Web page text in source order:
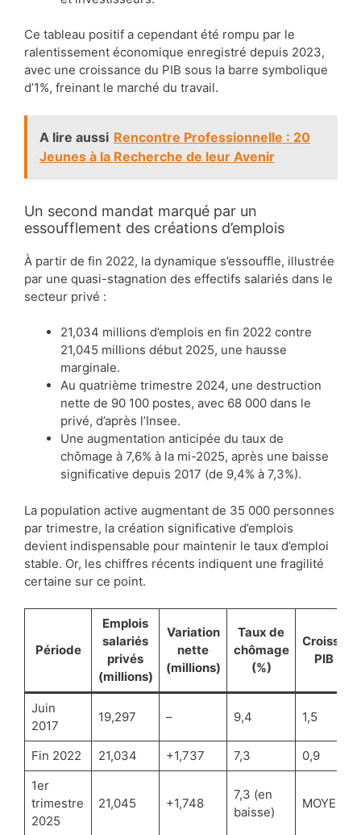
Ce tableau positif a cependant été rompu par le
ralentissement économique enregistré depuis 2023,
avec une croissance du PIB sous la barre symbolique
d’1%, freinant le marché du travail.
A lire aussi Rencontre Professionnelle : 20
Jeunes à la Recherche de leur Avenir
Un second mandat marqué par un
essoufflement des créations d’emplois
À partir de fin 2022, la dynamique s’essouffle, illustrée
par une quasi-stagnation des effectifs salariés dans le
secteur privé :
21,034 millions d’emplois en fin 2022 contre
21,045 millions début 2025, une hausse
marginale.
Au quatrième trimestre 2024, une destruction
nette de 90 100 postes, avec 68 000 dans le
privé, d’après l’Insee.
Une augmentation anticipée du taux de
chômage à 7,6% à la mi-2025, après une baisse
significative depuis 2017 (de 9,4% à 7,3%).
La population active augmentant de 35 000 personnes
par trimestre, la création significative d’emplois
devient indispensable pour maintenir le taux d’emploi
stable. Or, les chiffres récents indiquent une fragilité
certaine sur ce point.
Période
Emplois
salariés
privés
(millions)
Variation
nette
(millions)
Taux de
chômage
(%)
PIB (%)
Juin
2017
19,297 – 9,4 1,5
Fin 2022 21,034 +1,737 7,3
0,9
1er
trimestre
2025
21,045 +1,748
7,3 (en
baisse)
MOYENNE